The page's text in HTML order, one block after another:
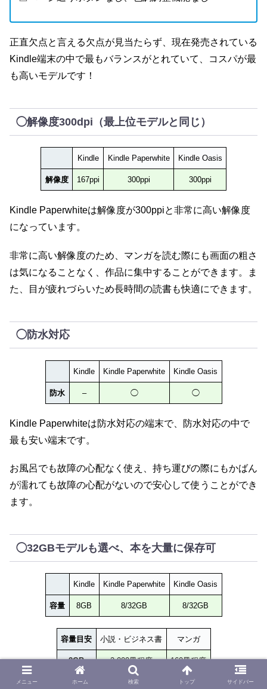
正直欠点と言える欠点が見当たらず、現在発売されている
Kindle端末の中で最もバランスがとれていて、コスパが最
も高いモデルです！
◯解像度300dpi（最上位モデルと同じ）
Kindle Kindle Paperwhite Kindle Oasis
解像度 167ppi 300ppi 300ppi
Kindle Paperwhiteは解像度が300ppiと非常に高い解像度
になっています。
非常に高い解像度のため、マンガを読む際にも画面の粗さ
は気になることなく、作品に集中することができます。ま
た、目が疲れづらいため長時間の読書も快適にできます。
◯防水対応
Kindle Kindle Paperwhite Kindle Oasis
防水 – ◯ ◯
Kindle Paperwhiteは防水対応の端末で、防水対応の中で
最も安い端末です。
お風呂でも故障の心配なく使え、持ち運びの際にもかばん
が濡れても故障の心配がないので安心して使うことができ
ます。
◯32GBモデルも選べ、本を大量に保存可
Kindle Kindle Paperwhite Kindle Oasis
容量 8GB 8/32GB 8/32GB
容量目安 小説・ビジネス書 マンガ
8GB 2,000冊程度 160冊程度
32GB 8,000冊程度 640冊程度
メニュー ホーム 検索 トップ サイドバー